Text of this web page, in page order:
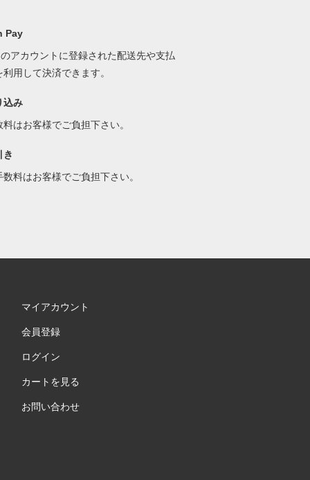
Pay
アカウントに登録された配送先や支払
利用して決済できます。
込み
料はお客様でご負担下さい。
き
数料はお客様でご負担下さい。
マイアカウント
会員登録
ログイン
カートを見る
お問い合わせ